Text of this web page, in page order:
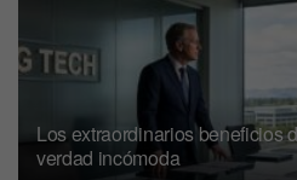
Los extraordinarios beneficios
verdad incómoda